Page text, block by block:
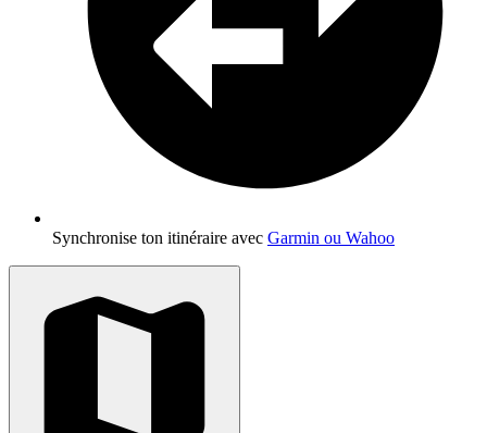
Synchronise ton itinéraire avec Garmin ou Wahoo